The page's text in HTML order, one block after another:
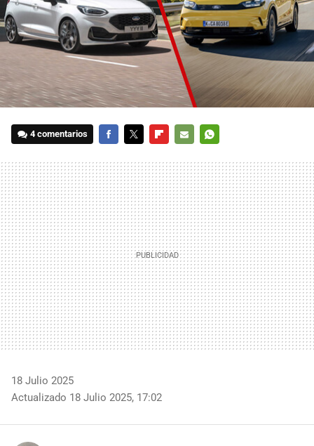
4 comentarios
MAIL
18 Julio 2025
Actualizado 18 Julio 2025, 17:02